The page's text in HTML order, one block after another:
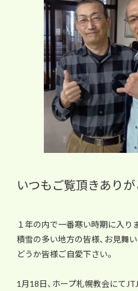
いつもご覧頂きありが
１年の内で一番寒い時期に入り
積雪の多い地方の皆様、 お見舞
どうか皆様ご自愛下さい。
1月18日、 ホープ札幌教会にて